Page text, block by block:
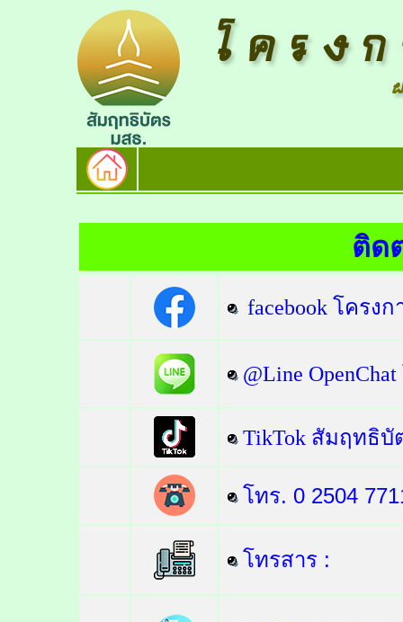
ติด
facebook โครง
@Line
TikTok สัมฤทธิบั
โทร. 0 2504 77
โทรสาร :